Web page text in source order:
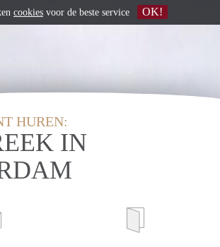
HUREN:
IN
cookies voor de beste service OK!